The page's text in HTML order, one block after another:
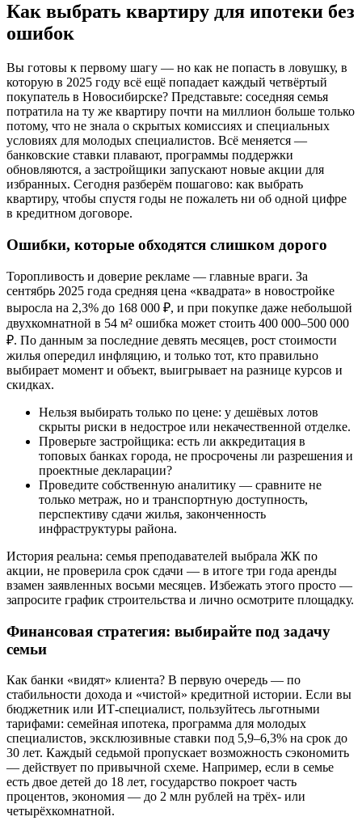
Как выбрать квартиру для ипотеки без
ошибок
Вы готовы к первому шагу — но как не попасть в ловушку, в
которую в 2025 году всё ещё попадает каждый четвёртый
покупатель в Новосибирске? Представьте: соседняя семья
потратила на ту же квартиру почти на миллион больше только
потому, что не знала о скрытых комиссиях и специальных
условиях для молодых специалистов. Всё меняется —
банковские ставки плавают, программы поддержки
обновляются, а застройщики запускают новые акции для
избранных. Сегодня разберём пошагово: как выбрать
квартиру, чтобы спустя годы не пожалеть ни об одной цифре
в кредитном договоре.
Ошибки, которые обходятся слишком дорого
Торопливость и доверие рекламе — главные враги. За
сентябрь 2025 года средняя цена «квадрата» в новостройке
выросла на 2,3% до 168 000 ₽, и при покупке даже небольшой
двухкомнатной в 54 м² ошибка может стоить 400 000–500 000
₽. По данным за последние девять месяцев, рост стоимости
жилья опередил инфляцию, и только тот, кто правильно
выбирает момент и объект, выигрывает на разнице курсов и
скидках.
Нельзя выбирать только по цене: у дешёвых лотов
скрыты риски в недострое или некачественной отделке.
Проверьте застройщика: есть ли аккредитация в
топовых банках города, не просрочены ли разрешения и
проектные декларации?
Проведите собственную аналитику — сравните не
только метраж, но и транспортную доступность,
перспективу сдачи жилья, законченность
инфраструктуры района.
История реальна: семья преподавателей выбрала ЖК по
акции, не проверила срок сдачи — в итоге три года аренды
взамен заявленных восьми месяцев. Избежать этого просто —
запросите график строительства и лично осмотрите площадку.
Финансовая стратегия: выбирайте под задачу
семьи
Как банки «видят» клиента? В первую очередь — по
стабильности дохода и «чистой» кредитной истории. Если вы
бюджетник или ИТ-специалист, пользуйтесь льготными
тарифами: семейная ипотека, программа для молодых
специалистов, эксклюзивные ставки под 5,9–6,3% на срок до
30 лет. Каждый седьмой пропускает возможность сэкономить
— действует по привычной схеме. Например, если в семье
есть двое детей до 18 лет, государство покроет часть
процентов, экономия — до 2 млн рублей на трёх- или
четырёхкомнатной.